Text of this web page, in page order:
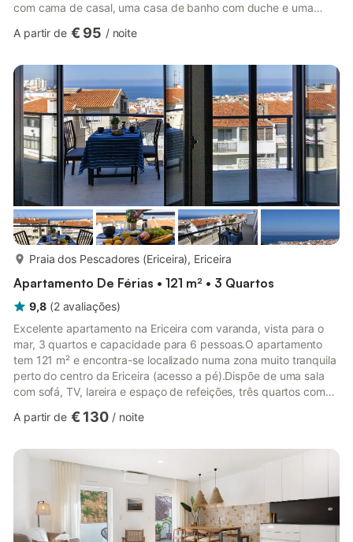
com cama de casal, uma casa de banho com duche e uma
andar e está inserido num condomínio sem elevador, com
praia de Ribeira d'Ilhas e 3km do centro da vila.Nota:
Gostaríamos de o informar que, para estadias superiores a 28
noites, o valor total dos con...
A partir de € 95 / noite
Praia dos Pescadores (Ericeira), Ericeira
Apartamento De Férias • 121 m² • 3 Quartos
9,8 (2 avaliações)
Excelente apartamento na Ericeira com varanda, vista para o
mar, 3 quartos e capacidade para 6 pessoas.O apartamento
tem 121 m² e encontra-se localizado numa zona muito tranquila
perto do centro da Ericeira (acesso a pé).Dispõe de uma sala
com sofá, TV, lareira e espaço de refeições, três quartos com
banho com banheira, cozinha totalmente equipada com fogão,
de lavar louça, louças, talheres, utensílios de cozinha, torradeira
e jarro eléctrico e varanda com mobiliário de ex...
A partir de € 130 / noite